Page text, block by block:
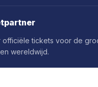
officiële tickets voor de
wereldwijd.